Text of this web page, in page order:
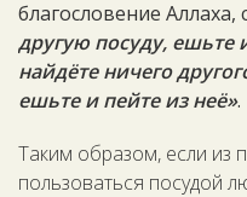
благословение Аллаха,
другую посуду, ешьте
найдёте ничего
ешьте и пейте из неё».
Таким образом, если из
пользоваться посудой